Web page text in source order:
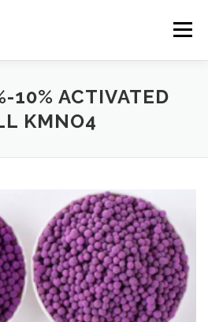
Menu
CATALYST-CARRIER
10% ACTIVATED
KMNO4